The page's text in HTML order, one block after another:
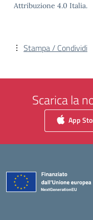
Attribuzione 4.0 Italia.
Stampa / Condividi
Scarica la
App